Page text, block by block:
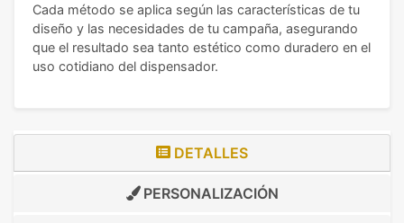
Cada método se aplica según las características de tu
diseño y las necesidades de tu campaña, asegurando
que el resultado sea tanto estético como duradero en el
uso cotidiano del dispensador.
DETALLES
PERSONALIZACIÓN